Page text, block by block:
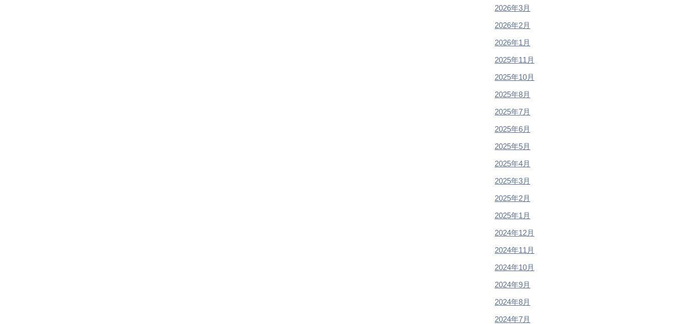
2026年3月
2026年2月
2026年1月
2025年11月
2025年10月
2025年8月
2025年7月
2025年6月
2025年5月
2025年4月
2025年3月
2025年2月
2025年1月
2024年12月
2024年11月
2024年10月
2024年9月
2024年8月
2024年7月